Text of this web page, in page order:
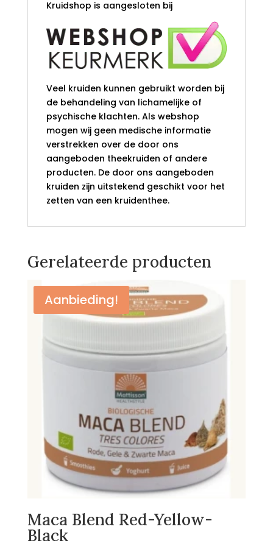
Kruidshop is aangesloten bij
Veel kruiden kunnen gebruikt worden bij
de behandeling van lichamelijke of
psychische klachten. Als webshop
mogen wij geen medische informatie
verstrekken over de door ons
aangeboden theekruiden of andere
producten. De door ons aangeboden
kruiden zijn uitstekend geschikt voor het
zetten van een kruidenthee.
Gerelateerde producten
Aanbieding!
Maca Blend Red-Yellow-
Black